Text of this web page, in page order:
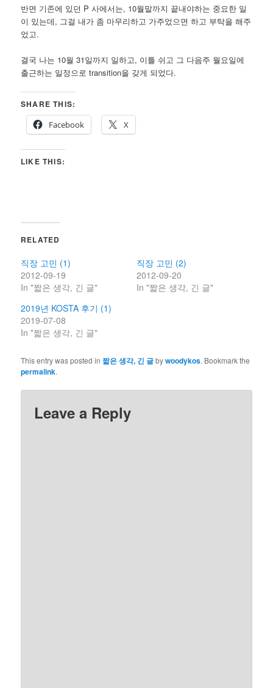
반면 기존에 있던 P 사에서는, 10월말까지 끝내야하는 중요한 일
이 있는데, 그걸 내가 좀 마무리하고 가주었으면 하고 부탁을 해주
었고.
결국 나는 10월 31일까지 일하고, 이틀 쉬고 그 다음주 월요일에
출근하는 일정으로 transition을 갖게 되었다.
SHARE THIS:
Facebook
X
LIKE THIS:
RELATED
직장 고민 (1)
2012-09-19
In "짧은 생각, 긴 글"
직장 고민 (2)
2012-09-20
In "짧은 생각, 긴 글"
2019년 KOSTA 후기 (1)
2019-07-08
In "짧은 생각, 긴 글"
This entry was posted in짧은 생각, 긴 글bywoodykos. Bookmark the
permalink.
Leave a Reply